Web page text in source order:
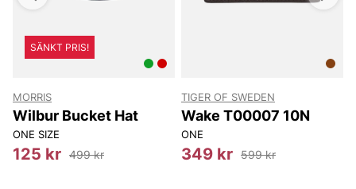
SÄNKT PRIS!
MORRIS
Wilbur Bucket Hat
ONE SIZE
125 kr 499 kr
TIGER OF SWEDEN
Wake T00007 10N
ONE
349 kr 599 kr